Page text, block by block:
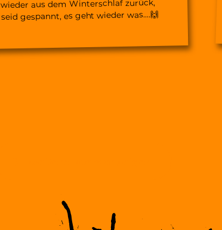
wieder aus dem Winterschlaf zurück,
seid gespannt, es geht wieder was….🙌